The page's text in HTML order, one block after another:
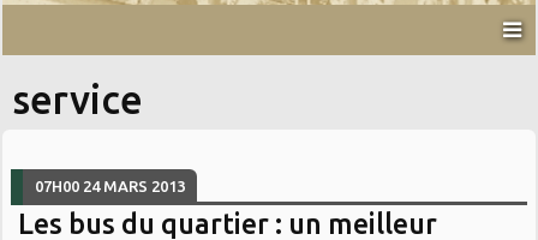
service
07H00 24 MARS 2013
Les bus du quartier : un meilleur